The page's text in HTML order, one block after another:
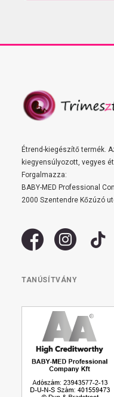
Étrend-kiegészítő termék.
kiegyensúlyozott, vegyes
Forgalmazza:
BABY-MED Professional
2000 Szentendre Kőzúzó
TANÚSÍTVÁNY